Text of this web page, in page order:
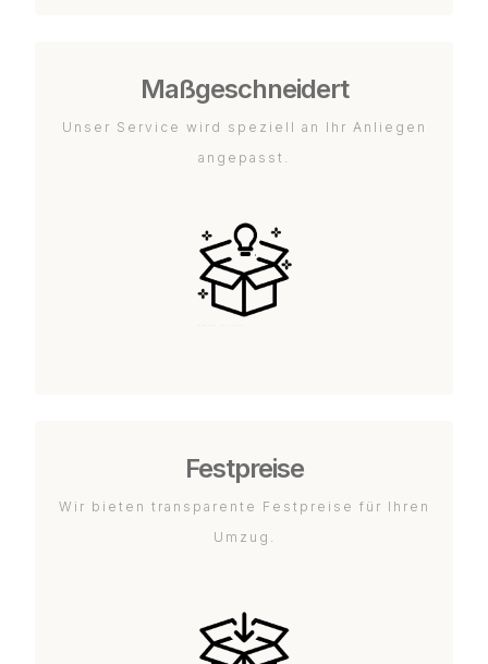
Maßgeschneidert
Unser Service wird speziell an Ihr Anliegen
angepasst.
Festpreise
Wir bieten transparente Festpreise für Ihren
Umzug.